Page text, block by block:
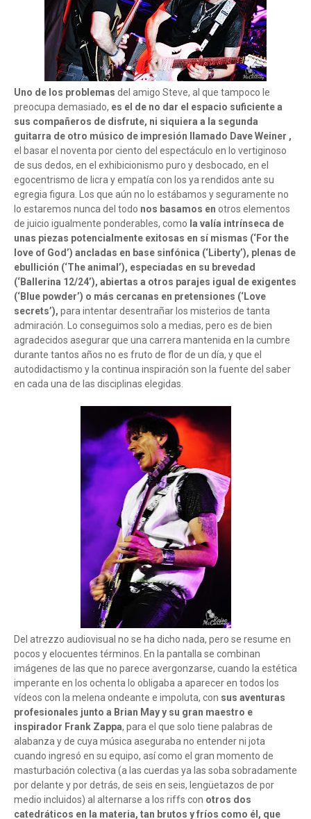
Uno de los problemas del amigo Steve, al que tampoco le
preocupa demasiado, es el de no dar el espacio suficiente a
sus compañeros de disfrute, ni siquiera a la segunda
guitarra de otro músico de impresión llamado Dave Weiner ,
el basar el noventa por ciento del espectáculo en lo vertiginoso
de sus dedos, en el exhibicionismo puro y desbocado, en el
egocentrismo de licra y empatía con los ya rendidos ante su
egregia figura. Los que aún no lo estábamos y seguramente no
lo estaremos nunca del todo nos basamos en otros elementos
de juicio igualmente ponderables, como la valía intrínseca de
unas piezas potencialmente exitosas en sí mismas (‘For the
love of God’) ancladas en base sinfónica (‘Liberty’), plenas de
ebullición (‘The animal’), especiadas en su brevedad
(‘Ballerina 12/24’), abiertas a otros parajes igual de exigentes
(‘Blue powder’) o más cercanas en pretensiones (‘Love
secrets’), para intentar desentrañar los misterios de tanta
admiración. Lo conseguimos solo a medias, pero es de bien
agradecidos asegurar que una carrera mantenida en la cumbre
durante tantos años no es fruto de flor de un día, y que el
autodidactismo y la continua inspiración son la fuente del saber
en cada una de las disciplinas elegidas.
Del atrezzo audiovisual no se ha dicho nada, pero se resume en
pocos y elocuentes términos. En la pantalla se combinan
imágenes de las que no parece avergonzarse, cuando la estética
imperante en los ochenta lo obligaba a aparecer en todos los
vídeos con la melena ondeante e impoluta, con sus aventuras
profesionales junto a Brian May y su gran maestro e
inspirador Frank Zappa, para el que solo tiene palabras de
alabanza y de cuya música aseguraba no entender ni jota
cuando ingresó en su equipo, así como el gran momento de
masturbación colectiva (a las cuerdas ya las soba sobradamente
por delante y por detrás, de seis en seis, lengüetazos de por
medio incluidos) al alternarse a los riffs con otros dos
catedráticos en la materia, tan brutos y fríos como él, que